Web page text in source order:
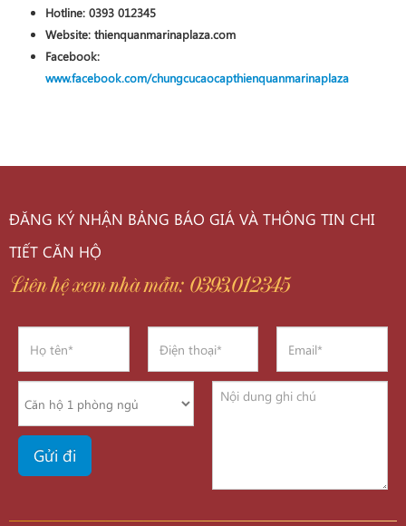
Hotline: 0393 012345
Website: thienquanmarinaplaza.com
Facebook:
www.facebook.com/chungcucaocapthienquanmarinaplaza
ĐĂNG KÝ NHẬN BẢNG BÁO GIÁ VÀ THÔNG TIN CHI
TIẾT CĂN HỘ
Liên hệ xem nhà mẫu: 0393.012345